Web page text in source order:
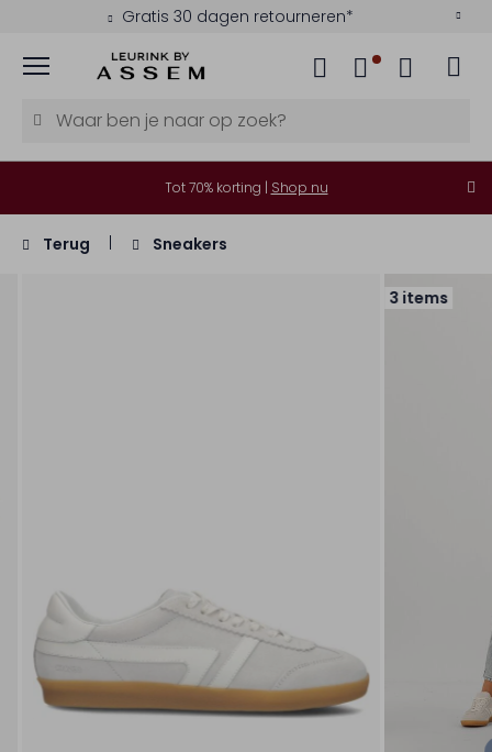
Gratis 30 dagen retourneren*
Menu
Tot 70% korting | Shop nu
Terug Sneakers
3 items